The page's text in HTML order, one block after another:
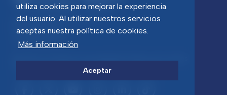
utiliza cookies para mejorar la experiencia
del usuario. Al utilizar nuestros servicios
aceptas nuestra política de cookies.
Más información
Aceptar
Pza. del Cronista Isidoro Valverde
Edif. La Milagrosa
C.P. 30202 Cartagena
Tlf: 968 32 54 00
Protección de datos